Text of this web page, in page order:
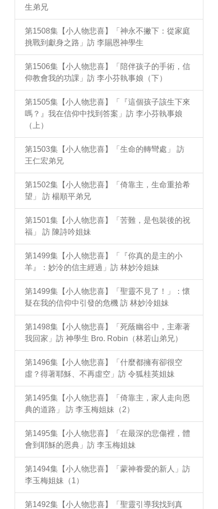
生弟兄
第1508集【小人物悲喜】「神永不撇下：從家庭
挑戰到獻身之路」訪 李賜恩神學生
第1506集【小人物悲喜】「陪伴孩子的手術，信
仰教會我的功課」訪 李小芬執事娘（下）
第1505集【小人物悲喜】「『這個孩子該生下來
嗎？』我在信仰中找到答案」訪 李小芬執事娘
（上）
第1503集【小人物悲喜】「生命的轉彎處」 訪
王仁宏弟兄
第1502集【小人物悲喜】「倚靠主，生命重拾希
望」 訪 楊順平弟兄
第1501集【小人物悲喜】「苦難，是包裝後的祝
福」 訪 陳詩吟姐妹
第1499集【小人物悲喜】「『你真的是主的小
羊』：妙泠的信主經過」訪 林妙泠姐妹
第1499集【小人物悲喜】「聖靈不見了！」：懷
疑在我的信仰中引發的危機 訪 林妙泠姐妹
第1498集【小人物悲喜】「死蔭幽谷中，主牽著
我回家」訪 神學生 Bro. Robin（林若山弟兄）
第1496集【小人物悲喜】「什麼都擁有卻很空
虛？得著耶穌、不再虛空」訪 令狐桂英姐妹
第1495集【小人物悲喜】「倚靠主，家人走向恩
典的道路」 訪 李玉梅姐妹（2）
第1495集【小人物悲喜】「在最深的悲傷裡，體
會到耶穌的恩典」訪 李玉梅姐妹
第1494集【小人物悲喜】「蒙神眷愛的新人」訪
李玉梅姐妹（1）
第1492集【小人物悲喜】「聖靈引導我找到真